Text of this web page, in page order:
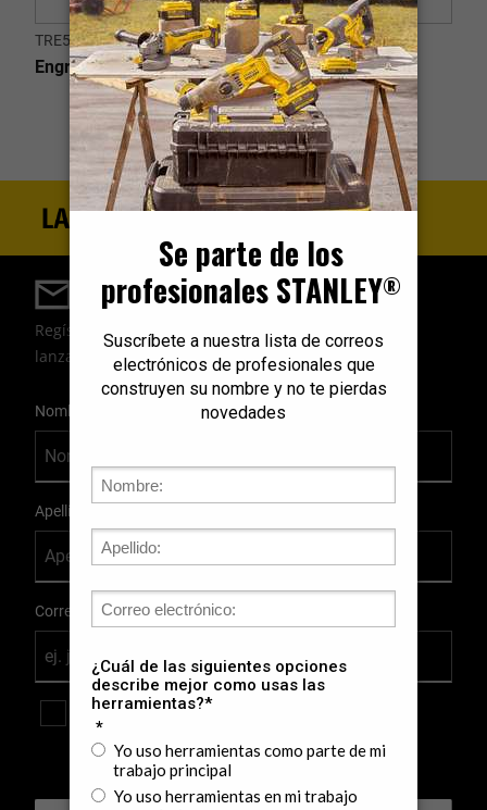
TRE550-B2C
Engrapadora/Clavadora Electrica 220V
Regístrate para estar al día
Regístrate para recibir noticias, ofertas y los últimos
lanzamientos de productos por correo electrónico.
User Details
Nombre
Apellido
Correo Electrónico
Sí, me gustaría recibir noticias, ofertas especiales,
productos por correo electrónico de STANLEY.